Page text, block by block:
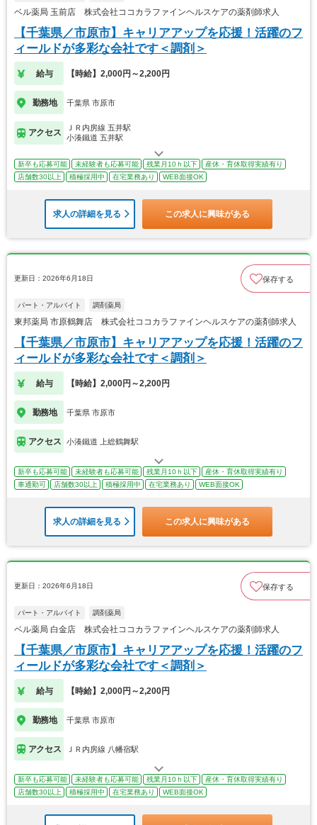
ベル薬局 玉前店 株式会社ココカラファインヘルスケアの薬剤師求人
【千葉県／市原市】キャリアアップを応援！活躍のフ
ィールドが多彩な会社です＜調剤＞
給与 【時給】2,000円～2,200円
勤務地 千葉県 市原市
アクセス
ＪＲ内房線 五井駅
小湊鐵道 五井駅
新卒も応募可能 未経験者も応募可能 残業月10ｈ以下
産休・育休取得実績有り
店舗数30以上
積極採用中 在宅業務あり WEB面接OK
求人の詳細を見る この求人に興味がある
更新日：2026年6月18日 保存する
パート・アルバイト 調剤薬局
東邦薬局 市原鶴舞店 株式会社ココカラファインヘルスケアの薬剤師求人
【千葉県／市原市】キャリアアップを応援！活躍のフ
ィールドが多彩な会社です＜調剤＞
給与 【時給】2,000円～2,200円
勤務地 千葉県 市原市
アクセス 小湊鐵道 上総鶴舞駅
新卒も応募可能 未経験者も応募可能 残業月10ｈ以下
産休・育休取得実績有り
車通勤可
店舗数30以上 積極採用中 在宅業務あり WEB面接OK
求人の詳細を見る この求人に興味がある
更新日：2026年6月18日 保存する
パート・アルバイト 調剤薬局
ベル薬局 白金店 株式会社ココカラファインヘルスケアの薬剤師求人
【千葉県／市原市】キャリアアップを応援！活躍のフ
ィールドが多彩な会社です＜調剤＞
給与 【時給】2,000円～2,200円
勤務地 千葉県 市原市
アクセス ＪＲ内房線 八幡宿駅
新卒も応募可能 未経験者も応募可能 残業月10ｈ以下
産休・育休取得実績有り
店舗数30以上
積極採用中 在宅業務あり WEB面接OK